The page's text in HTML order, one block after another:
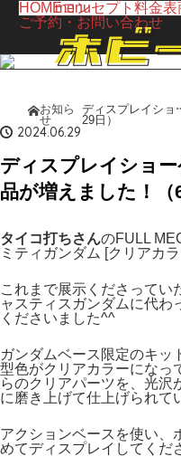
menu
HOMEコンセプト 料金表
ご予約・お問い合わせ
ホーム
お知ら
せ
ディスプレイショ
29日）
2024.06.29
ディスプレイショ
品が増えました！（
タイコ打ちさんのFULL
ミティガンダム [クリアカラ
これまで展示くださってい
ャスティスガンダムに代わ
くださいました^^
ガンダムベース限定のキッ
型色がクリアカラーになっ
らのクリアパーツを、光沢
に磨き上げて仕上げられて
アクションベースを使い、
めてディスプレイしてくだ